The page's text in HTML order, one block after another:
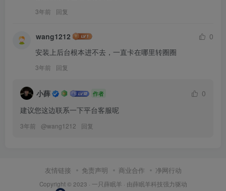
3年前 回复
wang1212
0
安装上后台根本进不去，一直卡在哪里转圈圈
3年前 回复
小薛 作者
0
建议您这边联系一下平台客服呢
3年前 @wang1212 回复
友情链接 免责声明 商业合作 净网行动
Copyright © 2023 · 一只薛眠羊 · 由薛眠羊科技强力驱动